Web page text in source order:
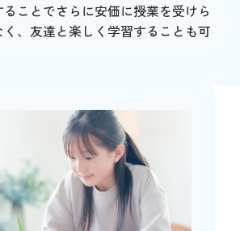
ることでさらに安価に授業を受けら
、友達と楽しく学習することも可